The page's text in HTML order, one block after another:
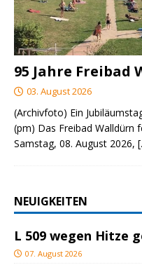
95 Jahre Freibad
03. August 2026
(Archivfoto) Ein
(pm) Das Freibad Walldürn
Samstag, 08. August 2026,
NEUIGKEITEN
L 509 wegen Hitze
07. August 2026